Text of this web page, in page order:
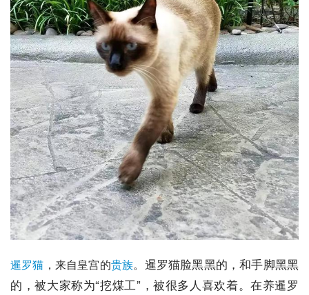
暹罗猫 ，来自皇宫的贵族。 暹罗猫脸黑黑的，和手脚黑黑
的，被大家称为“挖煤工”，被很多人喜欢着。在养暹罗